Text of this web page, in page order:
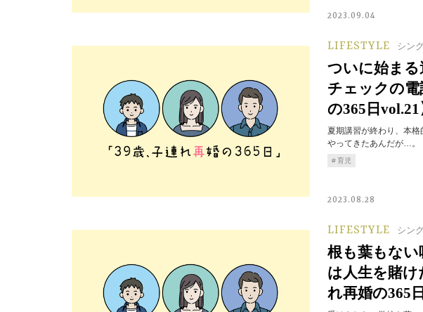
2023.09.04
LIFESTYLE シン
ついに始まる
チェックの電
の365日vol.21
夏期講習が終わり、本
やってきたあんだが…。
育児
2023.08.28
LIFESTYLE シン
根も葉もな
は人生を賭け
れ再婚の365